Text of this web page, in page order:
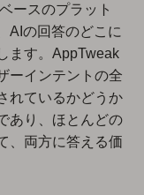
ースのプラット
AIの回答のどこに
ます。AppTweak
ーインテントの全
れているかどうか
あり、ほとんどの
、両方に答える価